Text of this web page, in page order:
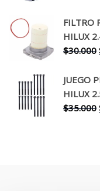
FILTRO
HILUX
$30.000
JUEGO
HILUX
$35.000